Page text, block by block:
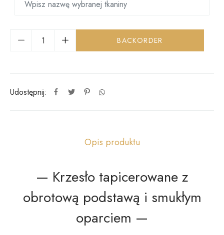
BACKORDER
Udostępnij:
Opis produktu
— Krzesło tapicerowane z
obrotową podstawą i smukłym
oparciem —